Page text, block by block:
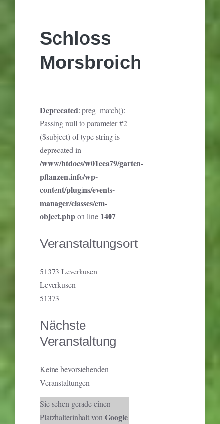
Schloss
Morsbroich
Deprecated: preg_match():
Passing null to parameter #2
($subject) of type string is
deprecated in
/www/htdocs/w01eea79/garten-
pflanzen.info/wp-
content/plugins/events-
manager/classes/em-
object.phpon line 1407
Veranstaltungsort
51373 Leverkusen
Leverkusen
51373
Nächste
Veranstaltung
Keine bevorstehenden
Veranstaltungen
Sie sehen gerade einen
Platzhalterinhalt vonGoogle